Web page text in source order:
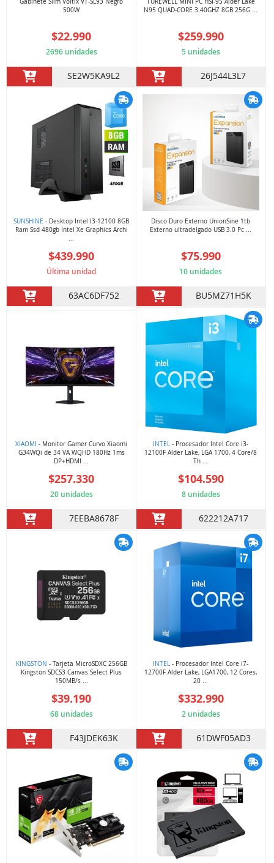
Gabinete Slim Voltix VT-SL93 Negro
500W
$22.990
2696 unidades
SE2W5KA9L2
TUREWELL MINI PC HSI-95 Alder Lake
N95 QUAD-CORE 3.40GHZ 8GB 256G ...
$259.990
5 unidades
26J544L3L7
SUNSHINE - Desktop Intel I3-12100 8GB
Ram Ssd 480gb Intel Xe Graphics Archi
...
$439.990
Última unidad
63AC6DF752
Disco Duro Externo UnionSine 1tb
Externo ultradelgado USB 3.0 Pc ...
$75.990
10 unidades
BU5MZ71H5K
XIAOMI - Monitor Gamer Curvo Xiaomi
G34WQi de 34 VA WQHD 180Hz 1ms
DP+HDMI ...
$257.330
20 unidades
7EEBA8678F
INTEL - Procesador Intel Core i3-
12100F Alder Lake, LGA 1700, 4 Core/8
Th ...
$104.590
8 unidades
622212A717
KINGSTON - Tarjeta MicroSDXC 256GB
Kingston SDCS3 Canvas Select Plus
150MB/s ...
$39.190
68 unidades
F43JDEK63K
INTEL - Procesador Intel Core i7-
12700F Alder Lake, LGA1700, 12 Cores,
20 ...
$332.990
2 unidades
61DWF05AD3